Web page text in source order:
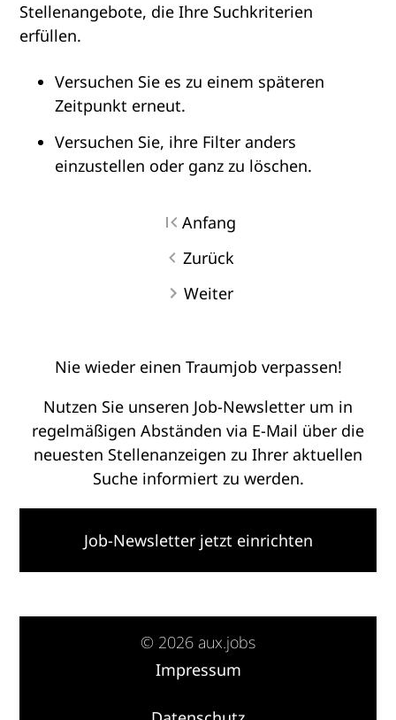
Stellenangebote, die Ihre Suchkriterien
erfüllen.
Versuchen Sie es zu einem späteren
Zeitpunkt erneut.
Versuchen Sie, ihre Filter anders
einzustellen oder ganz zu löschen.
Anfang
Zurück
Weiter
Nie wieder einen Traumjob verpassen!
Nutzen Sie unseren Job-Newsletter um in
regelmäßigen Abständen via E-Mail über die
neuesten Stellenanzeigen zu Ihrer aktuellen
Suche informiert zu werden.
Job-Newsletter jetzt einrichten
© 2026 aux.jobs
Impressum